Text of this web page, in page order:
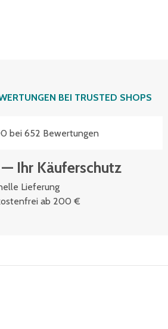
BEI TRUSTED SHOPS
bei 652 Bewertungen
Ihr Käuferschutz
Lieferung
ab 200 €